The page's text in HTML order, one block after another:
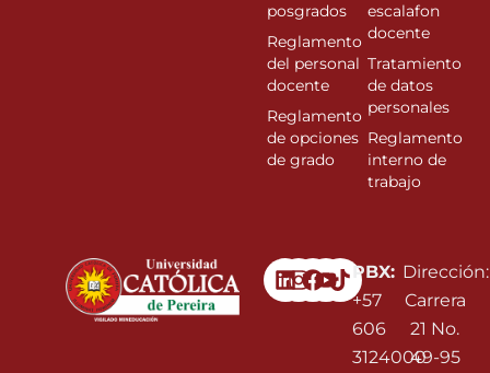
Linkedin
Instagram
Facebook
Youtube
PBX:
+57
606
3124000
Dirección:
Carrera
21 No.
49-95
posgrados
Reglamento
del personal
docente
Reglamento
de opciones
de grado
escalafon
docente
Tratamiento
de datos
personales
Reglamento
interno de
trabajo